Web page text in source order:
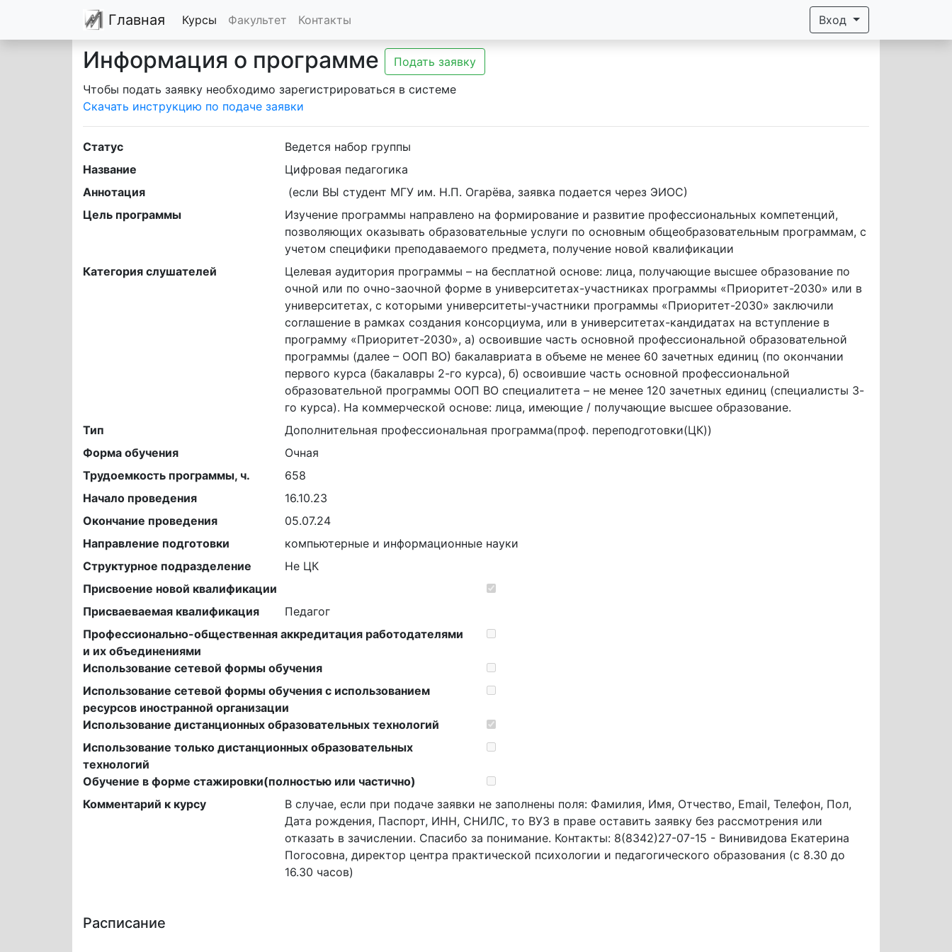
Главная Курсы Факультет Контакты Вход
Информация о программе
Подать заявку
Чтобы подать заявку необходимо зарегистрироваться в системе
Скачать инструкцию по подаче заявки
Статус
Ведется набор группы
Название
Цифровая педагогика
Аннотация
(если ВЫ студент МГУ им. Н.П. Огарёва, заявка подается через ЭИОС)
Цель программы
Изучение программы направлено на формирование и развитие профессиональных компетенций,
позволяющих оказывать образовательные услуги по основным общеобразовательным программам, с
учетом специфики преподаваемого предмета, получение новой квалификации
Категория слушателей
Целевая аудитория программы – на бесплатной основе: лица, получающие высшее образование по
очной или по очно-заочной форме в университетах-участниках программы «Приоритет-2030» или в
университетах, с которыми университеты-участники программы «Приоритет-2030» заключили
соглашение в рамках создания консорциума, или в университетах-кандидатах на вступление в
программу «Приоритет-2030», а) освоившие часть основной профессиональной образовательной
программы (далее – ООП ВО) бакалавриата в объеме не менее 60 зачетных единиц (по окончании
первого курса (бакалавры 2-го курса), б) освоившие часть основной профессиональной
образовательной программы ООП ВО специалитета – не менее 120 зачетных единиц (специалисты 3-
го курса). На коммерческой основе: лица, имеющие / получающие высшее образование.
Тип
Дополнительная профессиональная программа(проф. переподготовки(ЦК))
Форма обучения
Очная
Трудоемкость программы, ч.
658
Начало проведения
16.10.23
Окончание проведения
05.07.24
Направление подготовки
компьютерные и информационные науки
Структурное подразделение
Не ЦК
Присвоение новой квалификации
Присваеваемая квалификация
Педагог
Профессионально-общественная аккредитация работодателями
и их объединениями
Использование сетевой формы обучения
Использование сетевой формы обучения с использованием
ресурсов иностранной организации
Использование дистанционных образовательных технологий
Использование только дистанционных образовательных
технологий
Обучение в форме стажировки(полностью или частично)
Комментарий к курсу
В случае, если при подаче заявки не заполнены поля: Фамилия, Имя, Отчество, Email, Телефон, Пол,
Дата рождения, Паспорт, ИНН, СНИЛС, то ВУЗ в праве оставить заявку без рассмотрения или
отказать в зачислении. Спасибо за понимание. Контакты: 8(8342)27-07-15 - Винивидова Екатерина
Погосовна, директор центра практической психологии и педагогического образования (с 8.30 до
16.30 часов)
Расписание